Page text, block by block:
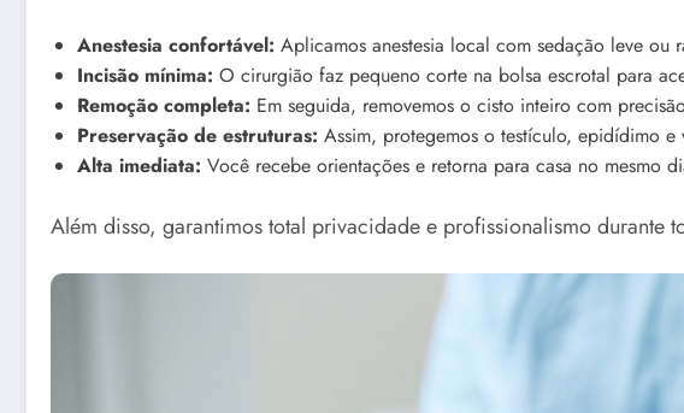
Anestesia confortável: Aplicamos anestesia local com sedação leve ou
Incisão mínima: O cirurgião faz pequeno corte na bolsa escrotal para
Remoção completa: Em seguida, removemos o cisto inteiro com
Preservação de estruturas: Assim, protegemos o testículo, epidídimo e
Alta imediata: Você recebe orientações e retorna para casa no mesmo
Além disso, garantimos total privacidade e profissionalismo